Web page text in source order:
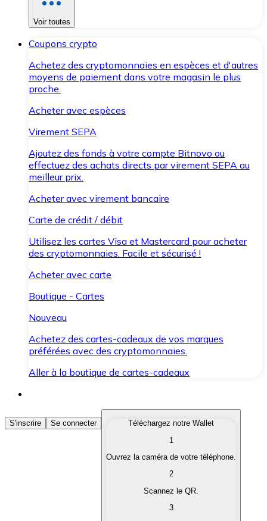
Voir toutes
Coupons crypto
Achetez des cryptomonnaies en espèces et d'autres
moyens de paiement dans votre magasin le plus
proche.
Acheter avec espèces
Virement SEPA
Ajoutez des fonds à votre compte Bitnovo ou
effectuez des achats directs par virement SEPA au
meilleur prix.
Acheter avec virement bancaire
Carte de crédit / débit
Utilisez les cartes Visa et Mastercard pour acheter
des cryptomonnaies. Facile et sécurisé !
Acheter avec carte
Boutique - Cartes
Nouveau
Achetez des cartes-cadeaux de vos marques
préférées avec des cryptomonnaies.
Aller à la boutique de cartes-cadeaux
Acheter des Cryptomonnaies
Achetez les cryptomonnaies qui vous intéressent
Convertissez vos cryptomonnaies en monnaie
S'inscrire Se connecter
Téléchargez notre Wallet
1
Ouvrez la caméra de votre téléphone.
2
Scannez le QR.
3